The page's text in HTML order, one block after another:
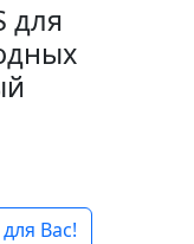
для
Вас!